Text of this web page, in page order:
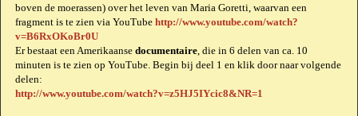
boven de moerassen) over het leven van Maria Goretti, waarvan een
fragment is te zien via YouTube http://www.youtube.com/watch?
v=B6RxOKoBr0U
Er bestaat een Amerikaanse documentaire, die in 6 delen van ca. 10
minuten is te zien op YouTube. Begin bij deel 1 en klik door naar volgende
delen:
http://www.youtube.com/watch?v=z5HJ5IYcic8&NR=1